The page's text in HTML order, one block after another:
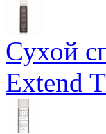
Сухой
Extend